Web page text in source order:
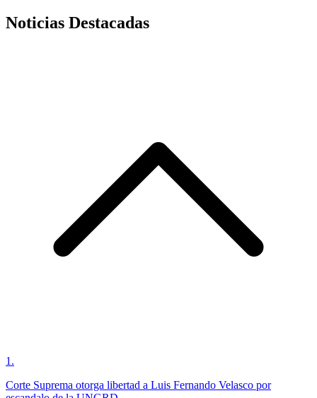
Noticias Destacadas
1 .
Corte Suprema otorga libertad a Luis Fernando Velasco por